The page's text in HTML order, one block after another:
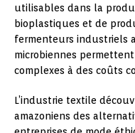
utilisables dans la
bioplastiques et de
fermenteurs industriels
microbiennes
complexes à des coûts
L’industrie textile
amazoniens des